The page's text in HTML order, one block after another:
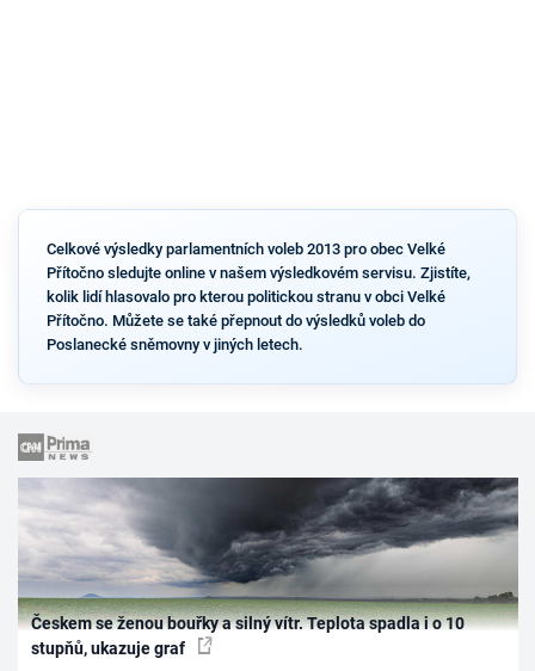
Celkové výsledky parlamentních voleb 2013 pro obec Velké
Přítočno sledujte online v našem výsledkovém servisu. Zjistíte,
kolik lidí hlasovalo pro kterou politickou stranu v obci Velké
Přítočno. Můžete se také přepnout do výsledků voleb do
Poslanecké sněmovny v jiných letech.
Českem se ženou bouřky a silný vítr. Teplota spadla i o 10
stupňů, ukazuje graf